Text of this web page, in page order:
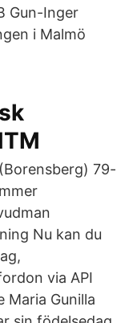
Gun-Inger
i Malmö
79-
Nu kan du
via API
Maria Gunilla